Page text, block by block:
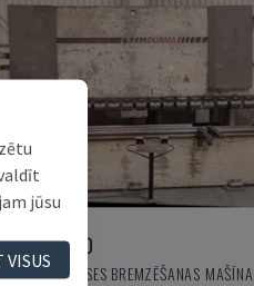
HAP 40200
DURMA - PRESES BREMZĒŠANAS MAŠĪNA
jūsu
VISUS